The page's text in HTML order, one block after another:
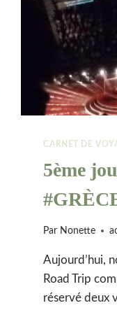
CARNET DE
5ème
Par Nonette
Aujourd’hui,
Road Trip
réservé deux